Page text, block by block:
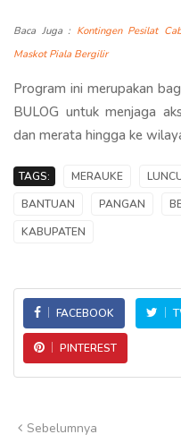
Baca Juga : Kontingen Pesilat
Maskot Piala Bergilir
Program ini merupakan
BULOG untuk menjaga
dan merata hingga ke
TAGS: MERAUKE
BANTUAN
PANGAN
KABUPATEN
FACEBOOK
PINTEREST
Sebelumnya